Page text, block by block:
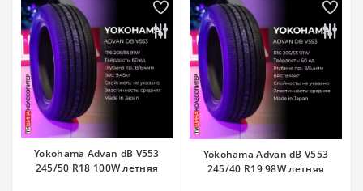
Yokohama Advan dB V553
245/50 R18 100W летняя
Yokohama Advan dB V553
245/40 R19 98W летняя